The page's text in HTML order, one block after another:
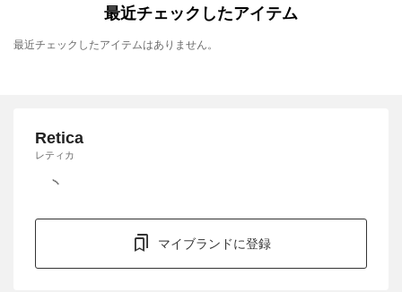
最近チェックしたアイテム
最近チェックしたアイテムはありません。
Retica
レティカ
マイブランドに登録